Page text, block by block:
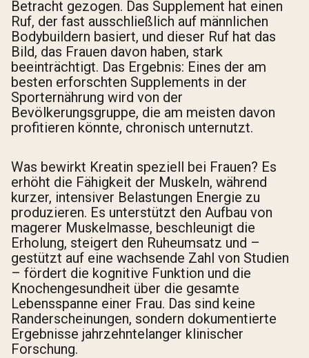
Betracht gezogen. Das Supplement hat einen
Ruf, der fast ausschließlich auf männlichen
Bodybuildern basiert, und dieser Ruf hat das
Bild, das Frauen davon haben, stark
beeinträchtigt. Das Ergebnis: Eines der am
besten erforschten Supplements in der
Sporternährung wird von der
Bevölkerungsgruppe, die am meisten davon
profitieren könnte, chronisch unternutzt.
Was bewirkt Kreatin speziell bei Frauen? Es
erhöht die Fähigkeit der Muskeln, während
kurzer, intensiver Belastungen Energie zu
produzieren. Es unterstützt den Aufbau von
magerer Muskelmasse, beschleunigt die
Erholung, steigert den Ruheumsatz und –
gestützt auf eine wachsende Zahl von Studien
– fördert die kognitive Funktion und die
Knochengesundheit über die gesamte
Lebensspanne einer Frau. Das sind keine
Randerscheinungen, sondern dokumentierte
Ergebnisse jahrzehntelanger klinischer
Forschung.